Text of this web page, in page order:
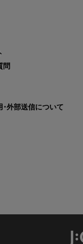
問
･外部送信について